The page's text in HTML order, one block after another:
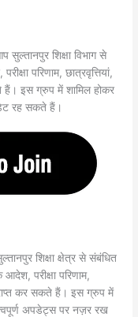
शिक्षा विभाग से
परिणाम, छात्रवृत्तियां,
इस ग्रुप में शामिल होकर
रह सकते हैं।
शिक्षा क्षेत्र से संबंधित
आदेश, परीक्षा परिणाम,
कर सकते हैं। इस ग्रुप में
अपडेट्स पर नज़र रख